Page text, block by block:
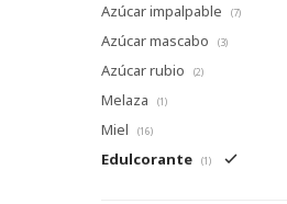
Azúcar impalpable (7)
Azúcar mascabo (3)
Azúcar rubio (2)
Melaza (1)
Miel (16)
Edulcorante (1)